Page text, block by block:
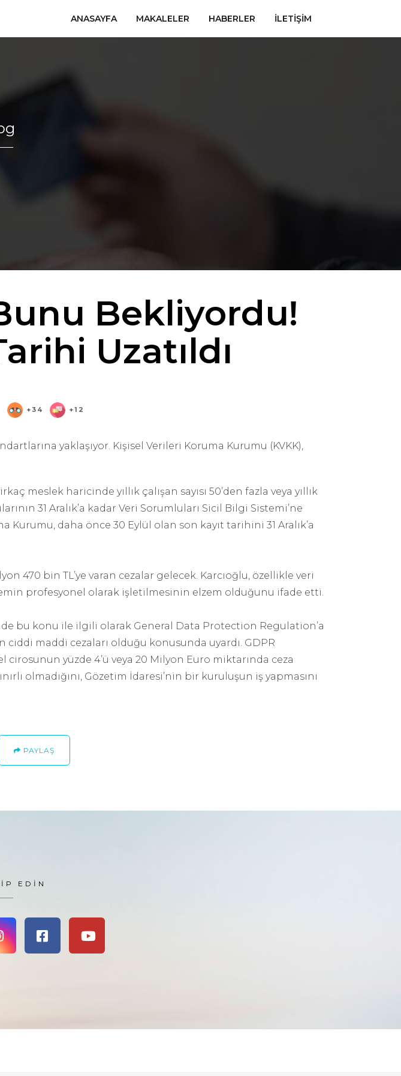
ANASAYFA MAKALELER HABERLER İLETIŞIM
Bekliyordu!
Uzatıldı
+34 +12
yaklaşıyor. Kişisel Verileri Koruma Kurumu (KVKK),
meslek haricinde yıllık çalışan sayısı 50’den fazla veya yıllık
31 Aralık’a kadar Veri Sorumluları Sicil Bilgi Sistemi’ne
Kurumu, daha önce 30 Eylül olan son kayıt tarihini 31 Aralık’a
470 bin TL’ye varan cezalar gelecek. Karcıoğlu, özellikle veri
profesyonel olarak işletilmesinin elzem olduğunu ifade etti.
bu konu ile ilgili olarak General Data Protection Regulation’a
maddi cezaları olduğu konusunda uyardı. GDPR
yüzde 4’ü veya 20 Milyon Euro miktarında ceza
olmadığını, Gözetim İdaresi’nin bir kuruluşun iş yapmasını
PAYLAŞ
EDIN